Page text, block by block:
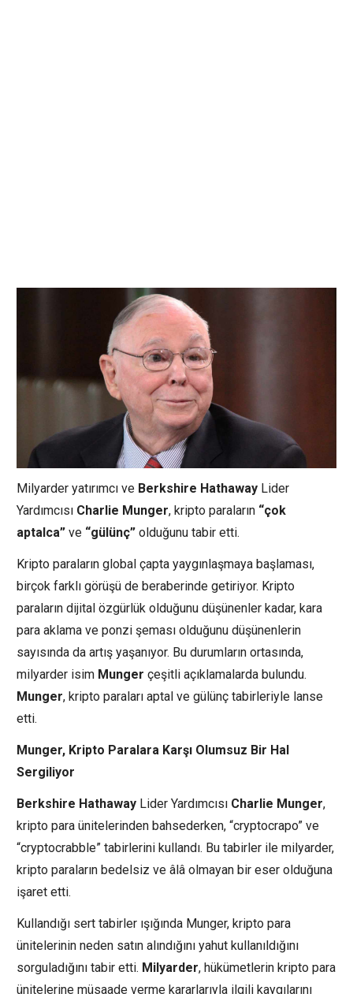
Milyarder yatırımcı ve Berkshire Hathaway Lider
Yardımcısı Charlie Munger, kripto paraların “çok
aptalca” ve “gülünç” olduğunu tabir etti.
Kripto paraların global çapta yaygınlaşmaya başlaması,
birçok farklı görüşü de beraberinde getiriyor. Kripto
paraların dijital özgürlük olduğunu düşünenler kadar, kara
para aklama ve ponzi şeması olduğunu düşünenlerin
sayısında da artış yaşanıyor. Bu durumların ortasında,
milyarder isim Munger çeşitli açıklamalarda bulundu.
Munger, kripto paraları aptal ve gülünç tabirleriyle lanse
etti.
Munger, Kripto Paralara Karşı Olumsuz Bir Hal
Sergiliyor
Berkshire Hathaway Lider Yardımcısı Charlie Munger,
kripto para ünitelerinden bahsederken, “cryptocrapo” ve
“cryptocrabble” tabirlerini kullandı. Bu tabirler ile milyarder,
kripto paraların bedelsiz ve âlâ olmayan bir eser olduğuna
işaret etti.
Kullandığı sert tabirler ışığında Munger, kripto para
ünitelerinin neden satın alındığını yahut kullanıldığını
sorguladığını tabir etti. Milyarder, hükümetlerin kripto para
ünitelerine müsaade verme kararlarıyla ilgili kaygılarını